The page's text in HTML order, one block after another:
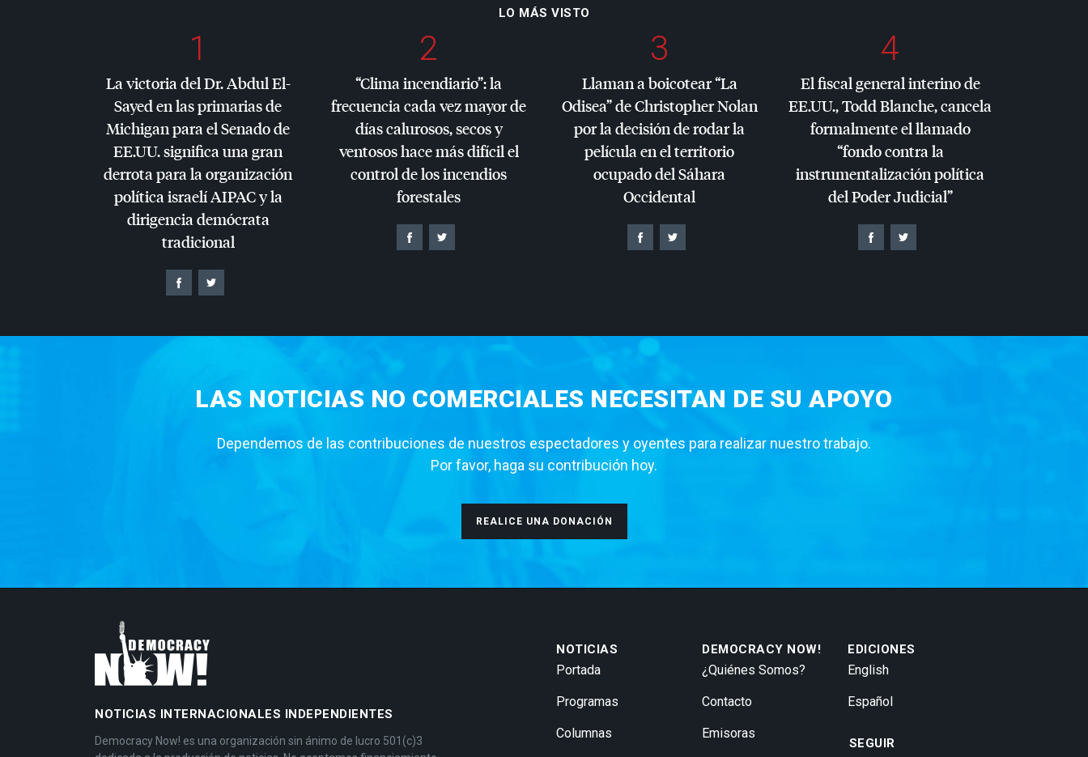
LO MÁS VISTO
1
La victoria del Dr. Abdul El-
Sayed en las primarias de
Michigan para el Senado de
EE.UU. significa una gran
derrota para la organización
política israelíAIPACy la
dirigencia demócrata
tradicional
2
“Clima incendiario”: la
frecuencia cada vez mayor de
días calurosos, secos y
ventosos hace más difícil el
control de los incendios
forestales
3
Llaman a boicotear “La
Odisea” de Christopher Nolan
por la decisión de rodar la
película en el territorio
ocupado del Sáhara
Occidental
4
El fiscal general interino de
EE.UU., Todd Blanche, cancela
formalmente el llamado
“fondo contra la
instrumentalización política
del Poder Judicial”
LAS NOTICIAS NO COMERCIALES NECESITAN DE SU APOYO
Dependemos de las contribuciones de nuestros espectadores y oyentes para realizar nuestro trabajo.
Por favor, haga su contribución hoy.
REALICE UNA DONACIÓN
NOTICIAS INTERNACIONALES INDEPENDIENTES
Democracy Now! es una organización sin ánimo de lucro 501(c)3
NOTICIAS
Portada
Programas
Columnas
DEMOCRACY NOW!
¿Quiénes Somos?
Contacto
Emisoras
EDICIONES
English
Español
SEGUIR